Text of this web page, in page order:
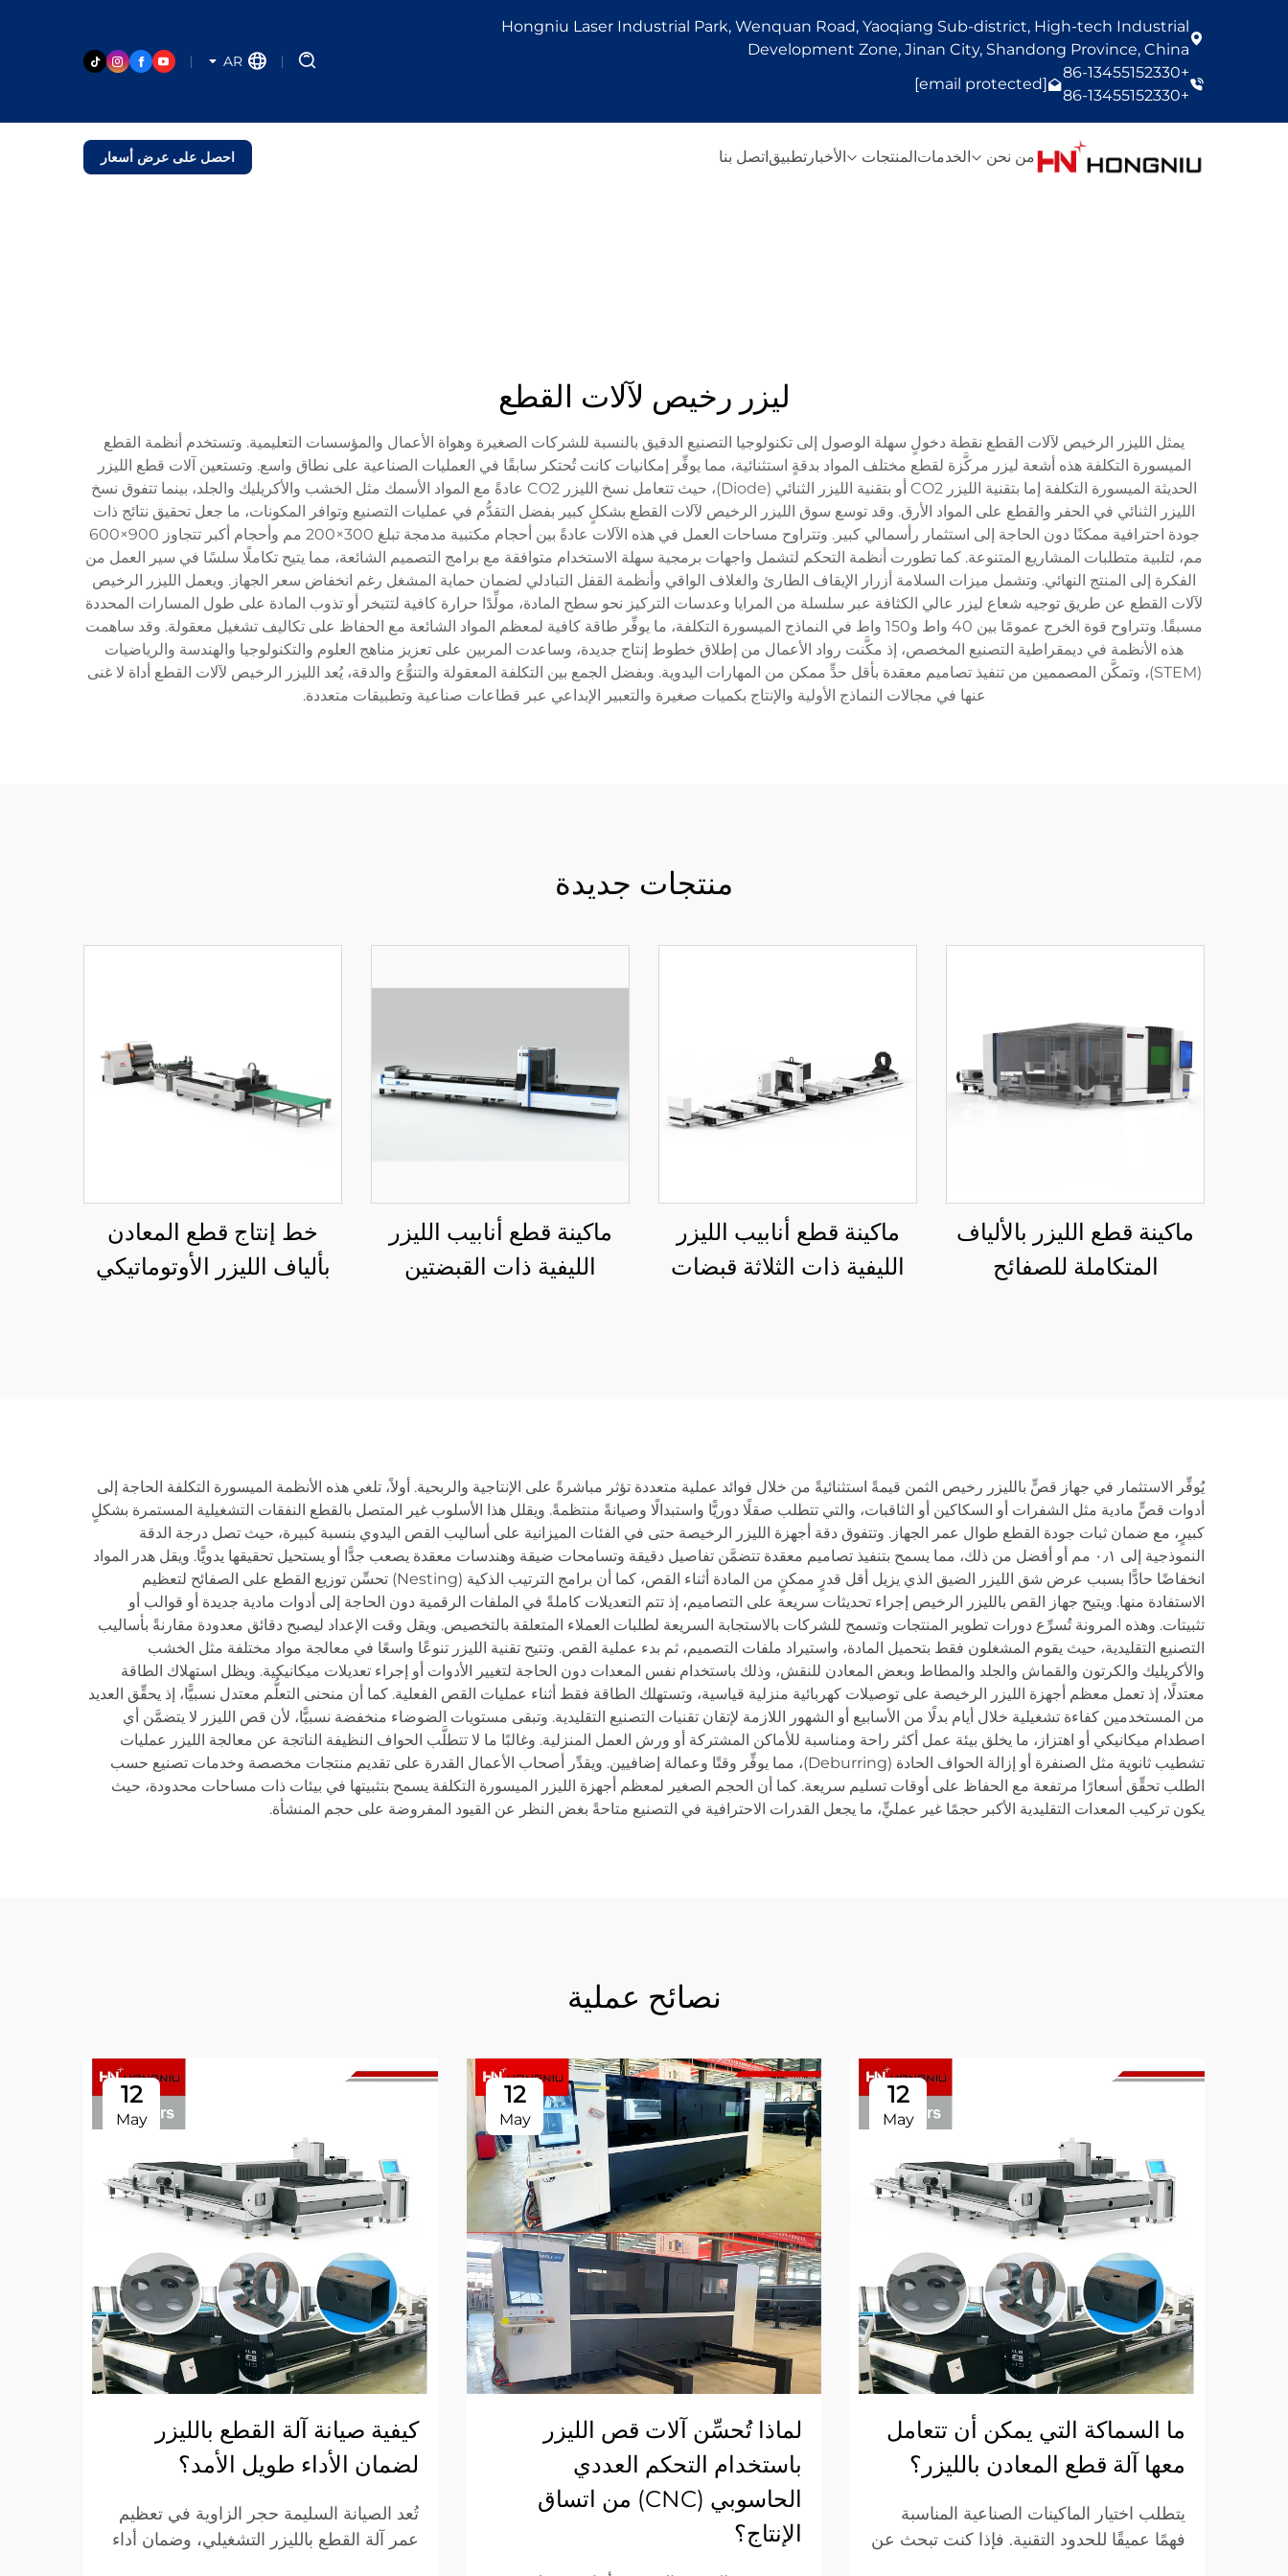
Hongniu Laser Industrial Park, Wenquan Road, Yaoqiang Sub-district, High-tech Industrial
Development Zone, Jinan City, Shandong Province, China
+86-13455152330
+86-13455152330
[email protected]
AR
من نحن الخدماتالمنتجات الأخبار تطبيقاتصل بنا احصل على عرض أسعار
ليزر رخيص لآلات القطع
يمثل الليزر الرخيص لآلات القطع نقطة دخولٍ سهلة الوصول إلى تكنولوجيا التصنيع الدقيق بالنسبة للشركات الصغيرة وهواة الأعمال والمؤسسات التعليمية. وتستخدم أنظمة القطع
الميسورة التكلفة هذه أشعة ليزر مركَّزة لقطع مختلف المواد بدقةٍ استثنائية، مما يوفِّر إمكانيات كانت تُحتكر سابقًا في العمليات الصناعية على نطاق واسع. وتستعين آلات قطع الليزر
الحديثة الميسورة التكلفة إما بتقنية الليزر CO2 أو بتقنية الليزر الثنائي (Diode)، حيث تتعامل نسخ الليزر CO2 عادةً مع المواد الأسمك مثل الخشب والأكريليك والجلد، بينما تتفوق نسخ
الليزر الثنائي في الحفر والقطع على المواد الأرق. وقد توسع سوق الليزر الرخيص لآلات القطع بشكلٍ كبير بفضل التقدُّم في عمليات التصنيع وتوافر المكونات، ما جعل تحقيق نتائج ذات
جودة احترافية ممكنًا دون الحاجة إلى استثمار رأسمالي كبير. وتتراوح مساحات العمل في هذه الآلات عادةً بين أحجام مكتبية مدمجة تبلغ 300×200 مم وأحجام أكبر تتجاوز 900×600
مم، لتلبية متطلبات المشاريع المتنوعة. كما تطورت أنظمة التحكم لتشمل واجهات برمجية سهلة الاستخدام متوافقة مع برامج التصميم الشائعة، مما يتيح تكاملًا سلسًا في سير العمل من
الفكرة إلى المنتج النهائي. وتشمل ميزات السلامة أزرار الإيقاف الطارئ والغلاف الواقي وأنظمة القفل التبادلي لضمان حماية المشغل رغم انخفاض سعر الجهاز. ويعمل الليزر الرخيص
لآلات القطع عن طريق توجيه شعاع ليزر عالي الكثافة عبر سلسلة من المرايا وعدسات التركيز نحو سطح المادة، مولِّدًا حرارة كافية لتتبخر أو تذوب المادة على طول المسارات المحددة
مسبقًا. وتتراوح قوة الخرج عمومًا بين 40 واط و150 واط في النماذج الميسورة التكلفة، ما يوفِّر طاقة كافية لمعظم المواد الشائعة مع الحفاظ على تكاليف تشغيل معقولة. وقد ساهمت
هذه الأنظمة في ديمقراطية التصنيع المخصص، إذ مكَّنت رواد الأعمال من إطلاق خطوط إنتاج جديدة، وساعدت المربين على تعزيز مناهج العلوم والتكنولوجيا والهندسة والرياضيات
(STEM)، وتمكَّن المصممين من تنفيذ تصاميم معقدة بأقل حدٍّ ممكن من المهارات اليدوية. وبفضل الجمع بين التكلفة المعقولة والتنوُّع والدقة، يُعد الليزر الرخيص لآلات القطع أداة لا غنى
عنها في مجالات النماذج الأولية والإنتاج بكميات صغيرة والتعبير الإبداعي عبر قطاعات صناعية وتطبيقات متعددة.
منتجات جديدة
ماكينة قطع الليزر بالألياف
المتكاملة للصفائح
ماكينة قطع أنابيب الليزر
الليفية ذات الثلاثة قبضات
ماكينة قطع أنابيب الليزر
الليفية ذات القبضتين
خط إنتاج قطع المعادن
بألياف الليزر الأوتوماتيكي
يُوفِّر الاستثمار في جهاز قصٍّ بالليزر رخيص الثمن قيمةً استثنائيةً من خلال فوائد عملية متعددة تؤثر مباشرةً على الإنتاجية والربحية. أولاً، تلغي هذه الأنظمة الميسورة التكلفة الحاجة إلى
أدوات قصٍّ مادية مثل الشفرات أو السكاكين أو الثاقبات، والتي تتطلب صقلًا دوريًّا واستبدالًا وصيانةً منتظمةً. ويقلل هذا الأسلوب غير المتصل بالقطع النفقات التشغيلية المستمرة بشكلٍ
كبيرٍ، مع ضمان ثبات جودة القطع طوال عمر الجهاز. وتتفوق دقة أجهزة الليزر الرخيصة حتى في الفئات الميزانية على أساليب القص اليدوي بنسبة كبيرة، حيث تصل درجة الدقة
النموذجية إلى ٠٫١ مم أو أفضل من ذلك، مما يسمح بتنفيذ تصاميم معقدة تتضمَّن تفاصيل دقيقة وتسامحات ضيقة وهندسات معقدة يصعب جدًّا أو يستحيل تحقيقها يدويًّا. ويقل هدر المواد
انخفاضًا حادًّا بسبب عرض شق الليزر الضيق الذي يزيل أقل قدرٍ ممكنٍ من المادة أثناء القص، كما أن برامج الترتيب الذكية (Nesting) تحسِّن توزيع القطع على الصفائح لتعظيم
الاستفادة منها. ويتيح جهاز القص بالليزر الرخيص إجراء تحديثات سريعة على التصاميم، إذ تتم التعديلات كاملةً في الملفات الرقمية دون الحاجة إلى أدوات مادية جديدة أو قوالب أو
تثبيتات. وهذه المرونة تُسرِّع دورات تطوير المنتجات وتسمح للشركات بالاستجابة السريعة لطلبات العملاء المتعلقة بالتخصيص. ويقل وقت الإعداد ليصبح دقائق معدودة مقارنةً بأساليب
التصنيع التقليدية، حيث يقوم المشغلون فقط بتحميل المادة، واستيراد ملفات التصميم، ثم بدء عملية القص. وتتيح تقنية الليزر تنوعًا واسعًا في معالجة مواد مختلفة مثل الخشب
والأكريليك والكرتون والقماش والجلد والمطاط وبعض المعادن للنقش، وذلك باستخدام نفس المعدات دون الحاجة لتغيير الأدوات أو إجراء تعديلات ميكانيكية. ويظل استهلاك الطاقة
معتدلًا، إذ تعمل معظم أجهزة الليزر الرخيصة على توصيلات كهربائية منزلية قياسية، وتستهلك الطاقة فقط أثناء عمليات القص الفعلية. كما أن منحنى التعلُّم معتدل نسبيًّا، إذ يحقِّق العديد
من المستخدمين كفاءة تشغيلية خلال أيام بدلًا من الأسابيع أو الشهور اللازمة لإتقان تقنيات التصنيع التقليدية. وتبقى مستويات الضوضاء منخفضة نسبيًّا، لأن قص الليزر لا يتضمَّن أي
اصطدام ميكانيكي أو اهتزاز، ما يخلق بيئة عمل أكثر راحة ومناسبة للأماكن المشتركة أو ورش العمل المنزلية. وغالبًا ما لا تتطلَّب الحواف النظيفة الناتجة عن معالجة الليزر عمليات
تشطيب ثانوية مثل الصنفرة أو إزالة الحواف الحادة (Deburring)، مما يوفِّر وقتًا وعمالة إضافيين. ويقدِّر أصحاب الأعمال القدرة على تقديم منتجات مخصصة وخدمات تصنيع حسب
الطلب تحقِّق أسعارًا مرتفعة مع الحفاظ على أوقات تسليم سريعة. كما أن الحجم الصغير لمعظم أجهزة الليزر الميسورة التكلفة يسمح بتثبيتها في بيئات ذات مساحات محدودة، حيث
يكون تركيب المعدات التقليدية الأكبر حجمًا غير عمليٍّ، ما يجعل القدرات الاحترافية في التصنيع متاحةً بغض النظر عن القيود المفروضة على حجم المنشأة.
نصائح عملية
12
May
ما السماكة التي يمكن أن تتعامل
معها آلة قطع المعادن بالليزر؟
يتطلب اختيار الماكينات الصناعية المناسبة
فهمًا عميقًا للحدود التقنية. فإذا كنت تبحث عن
12
May
لماذا تُحسِّن آلات قص الليزر
باستخدام التحكم العددي
الحاسوبي (CNC) من اتساق
الإنتاج؟
12
May
كيفية صيانة آلة القطع بالليزر
لضمان الأداء طويل الأمد؟
تُعد الصيانة السليمة حجر الزاوية في تعظيم
عمر آلة القطع بالليزر التشغيلي، وضمان أداء